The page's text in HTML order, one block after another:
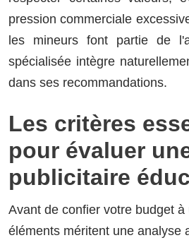
pression commerciale
les mineurs font partie de
spécialisée intègre
dans ses recommandations.
Les critères
pour évaluer
publicitaire
Avant de confier votre budget
éléments méritent une analyse